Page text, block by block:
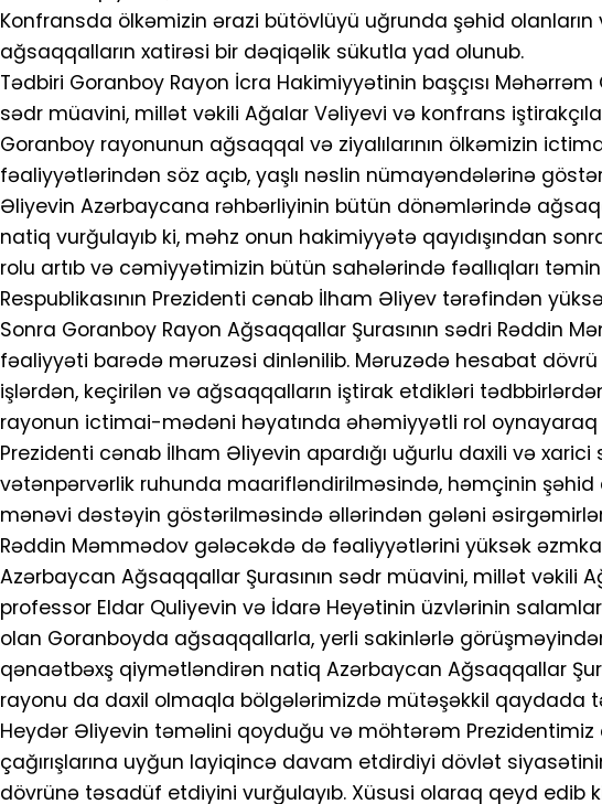
Konfransda ölkəmizin ərazi bütövlüyü uğrunda şəhid
ağsaqqalların xatirəsi bir dəqiqəlik sükutla yad olunub.
Tədbiri Goranboy Rayon İcra Hakimiyyətinin başçısı
sədr müavini, millət vəkili Ağalar Vəliyevi və konfrans
Goranboy rayonunun ağsaqqal və ziyalılarının ölkəmizin
fəaliyyətlərindən söz açıb, yaşlı nəslin nümayəndələrinə
Əliyevin Azərbaycana rəhbərliyinin bütün dönəmlərində
natiq vurğulayıb ki, məhz onun hakimiyyətə qayıdışından
rolu artıb və cəmiyyətimizin bütün sahələrində fəallıqları
Respublikasının Prezidenti cənab İlham Əliyev tərəfindən
Sonra Goranboy Rayon Ağsaqqallar Şurasının sədri Rəddin
fəaliyyəti barədə məruzəsi dinlənilib. Məruzədə hesabat
işlərdən, keçirilən və ağsaqqalların iştirak etdikləri
rayonun ictimai-mədəni həyatında əhəmiyyətli rol oynayaraq
Prezidenti cənab İlham Əliyevin apardığı uğurlu daxili və
vətənpərvərlik ruhunda maarifləndirilməsində, həmçinin
mənəvi dəstəyin göstərilməsində əllərindən gələni
Rəddin Məmmədov gələcəkdə də fəaliyyətlərini yüksək
Azərbaycan Ağsaqqallar Şurasının sədr müavini, millət vəkili
professor Eldar Quliyevin və İdarə Heyətinin üzvlərinin
olan Goranboyda ağsaqqallarla, yerli sakinlərlə
qənaətbəxş qiymətləndirən natiq Azərbaycan Ağsaqqallar
rayonu da daxil olmaqla bölgələrimizdə mütəşəkkil qaydada
Heydər Əliyevin təməlini qoyduğu və möhtərəm
çağırışlarına uyğun layiqincə davam etdirdiyi dövlət
dövrünə təsadüf etdiyini vurğulayıb. Xüsusi olaraq qeyd edib